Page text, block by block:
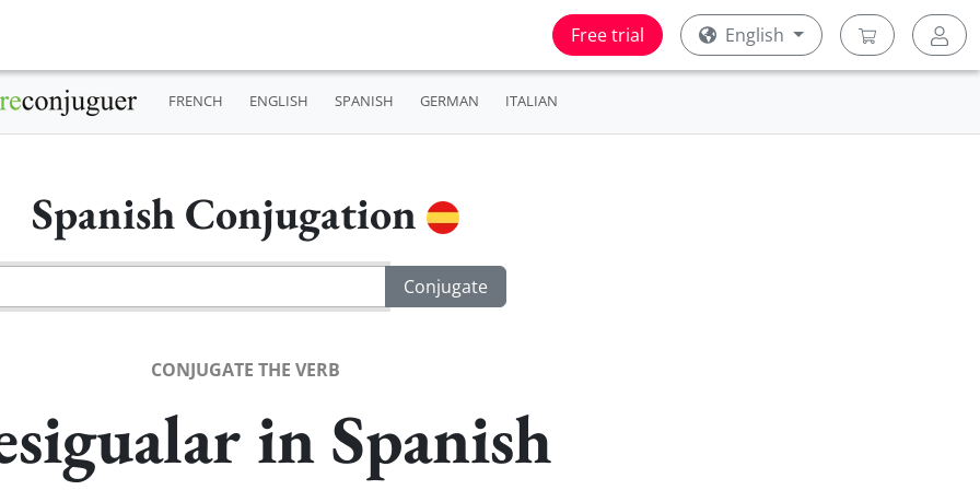
Free trial English
FRENCH ENGLISH SPANISH GERMAN ITALIAN
Spanish Conjugation
CONJUGATE THE VERB
in Spanish